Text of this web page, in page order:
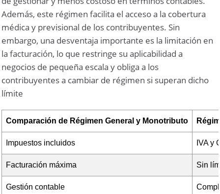
Además, este régimen facilita el acceso a la cobertura
médica y previsional de los contribuyentes. Sin
embargo, una desventaja importante es la limitación en
la facturación, lo que restringe su aplicabilidad a
negocios de pequeña escala y obliga a los
contribuyentes a cambiar de régimen si superan dicho
límite
Comparación de Régimen General y Monotributo
Impuestos incluidos IVA y
Facturación máxima Sin
Gestión contable